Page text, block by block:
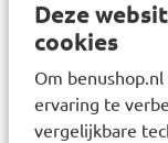
Deze
cookies
Om
ervaring te
vergelijkbare
Sanohra
voorkomt het
tijdens
Oordopjes
dragen